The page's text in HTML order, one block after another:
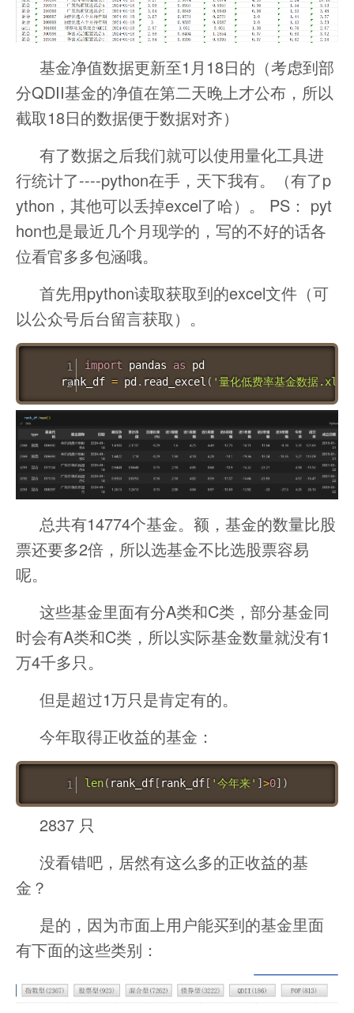
基金净值数据更新至1月18日的（考虑到部
分QDII基金的净值在第二天晚上才公布，所以
截取18日的数据便于数据对齐）
有了数据之后我们就可以使用量化工具进
行统计了----python在手，天下我有。（有了p
ython，其他可以丢掉excel了哈）。 PS： pyt
hon也是最近几个月现学的，写的不好的话各
位看官多多包涵哦。
首先用python读取获取到的excel文件（可
以公众号后台留言获取）。
import pandas as pd
rank_df = pd . read_excel ( '量化低费率基金数据
总共有14774个基金。额，基金的数量比股
票还要多2倍，所以选基金不比选股票容易
呢。
这些基金里面有分A类和C类，部分基金同
时会有A类和C类，所以实际基金数量就没有1
万4千多只。
但是超过1万只是肯定有的。
今年取得正收益的基金：
len( rank_df [ rank_df [ '今年来' ]>0] )
2837 只
没看错吧，居然有这么多的正收益的基
金？
是的，因为市面上用户能买到的基金里面
有下面的这些类别：